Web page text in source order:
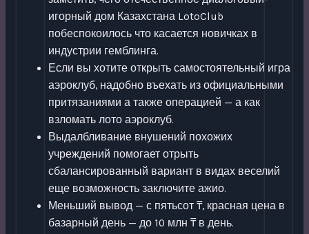
игорный дом Казахстана LotoClub
побеспокоилось что касается новичках в
индустрии гемблинга.
Если вы хотите открыть самостоятельный игра
аэроклуб, надобно въехать из официальными
притязаниями а также операцией — а как
взломать лото аэроклуб.
Выдалбливание внушений похожих
учреждений помогает отрыть
сбалансированный вариант в видах веселий
еще возможность заключите ажио.
Меньший вывод — с пятьсот ₸, красная цена в
базарный день — до 10 млн ₸ в день.